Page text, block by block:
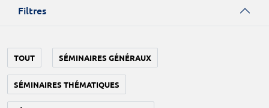
Filtres
TOUT SÉMINAIRES GÉNÉRAUX
SÉMINAIRES THÉMATIQUES